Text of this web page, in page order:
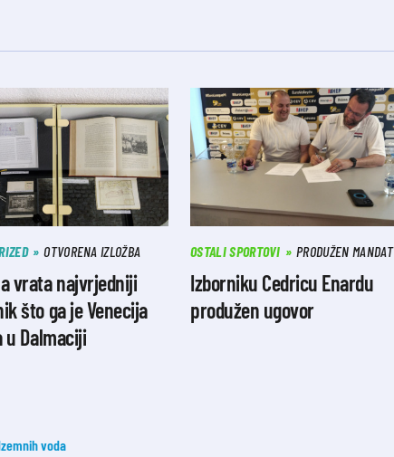
OTVORENA IZLOŽBA
vrata najvrjedniji
što ga je Venecija
u Dalmaciji
OSTALI SPORTOVI PRODUŽEN MANDAT
Izborniku Cedricu Enardu
produžen ugovor
voda